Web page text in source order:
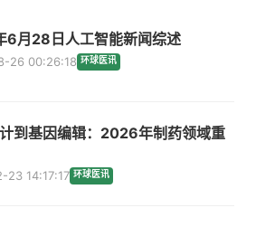
6月28日人工智能新闻综述
26 00:26:18 环球医讯
到基因编辑：2026年制药领域重
23 14:17:17 环球医讯